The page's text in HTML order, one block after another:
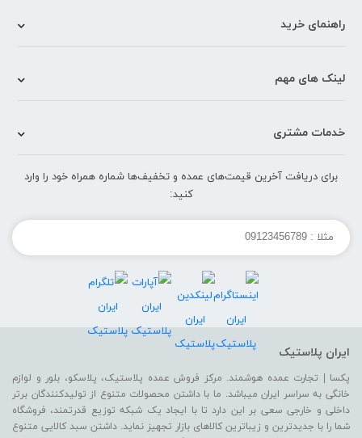
راهنمای خرید
لینک های مهم
خدمات مشتری
برای دریافت آخرین قیمت‌های عمده و تخفیف‌ها شماره همراه خود را وارد
کنید:
ایران پلاستیک
پکسا | تجارت عمده هوشمند. مرکز فروش عمده پلاستیک، پلاسکو، بلور و لوازم
خانگی به سراسر ایران میباشد. ما با داشتن محصولات متنوع از تولیدکنندگان برتر
داخلی و خارجی سعی بر این دارد تا با ایجاد یک شبکه توزیع قدرتمند، فروشگاه
شما را با جدیدترین و زیباترین کالاهای بازار تجهیز نماید. داشتن سبد کالایی متنوع